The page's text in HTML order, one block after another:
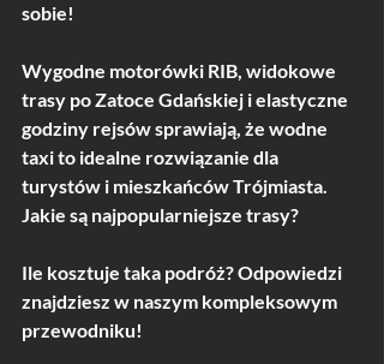
sobie!
Wygodne motorówki RIB, widokowe
trasy po Zatoce Gdańskiej i elastyczne
godziny rejsów sprawiają, że wodne
taxi to idealne rozwiązanie dla
turystów i mieszkańców Trójmiasta.
Jakie są najpopularniejsze trasy?
Ile kosztuje taka podróż? Odpowiedzi
znajdziesz w naszym kompleksowym
przewodniku!